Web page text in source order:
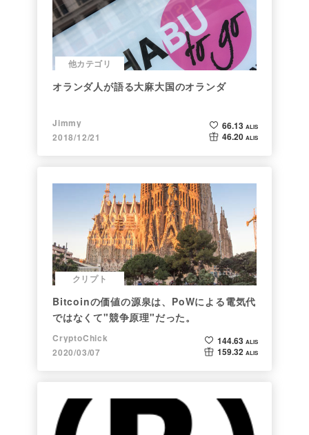
他カテゴリ
オランダ人が語る大麻大国のオランダ
Jimmy
2018/12/21
66.13 ALIS
46.20 ALIS
クリプト
Bitcoinの価値の源泉は、PoWによる電気代
ではなくて"競争原理"だった。
CryptoChick
2020/03/07
144.63 ALIS
159.32 ALIS